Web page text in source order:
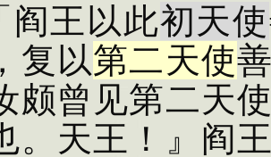
阎王以此初天使
复以第二天使
颇曾见第二天
。天王！』阎